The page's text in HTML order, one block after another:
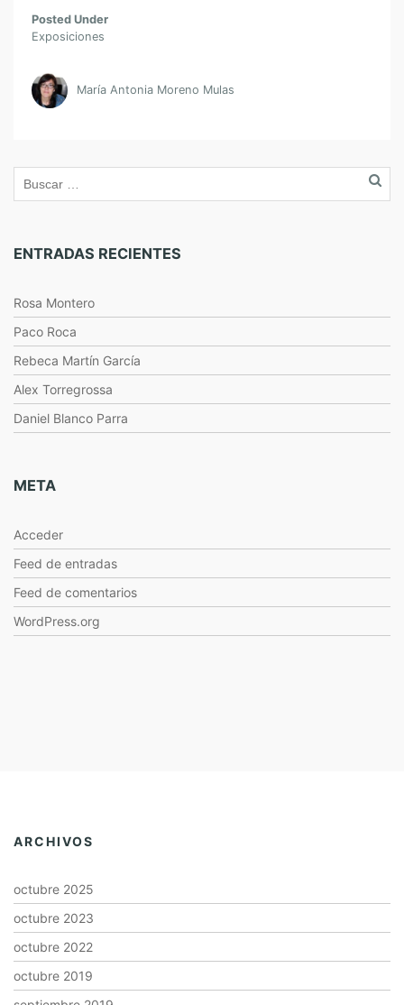
Posted Under
Exposiciones
María Antonia Moreno Mulas
ENTRADAS RECIENTES
Rosa Montero
Paco Roca
Rebeca Martín García
Alex Torregrossa
Daniel Blanco Parra
META
Acceder
Feed de entradas
Feed de comentarios
WordPress.org
ARCHIVOS
octubre 2025
octubre 2023
octubre 2022
octubre 2019